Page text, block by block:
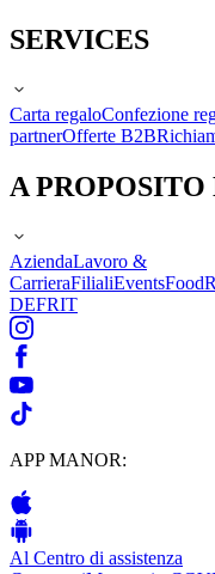
SERVICES
Carta regaloConfezione
partnerOfferte B2B
A
AziendaLavoro &
CarrieraFilialiEventsFood
DEFRIT
APP MANOR:
Al Centro di assistenza